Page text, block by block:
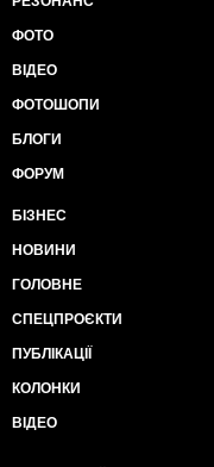
ФОТО
ВІДЕО
ФОТОШОПИ
БЛОГИ
ФОРУМ
БІЗНЕС
НОВИНИ
ГОЛОВНЕ
СПЕЦПРОЄКТИ
ПУБЛІКАЦІЇ
КОЛОНКИ
ВІДЕО